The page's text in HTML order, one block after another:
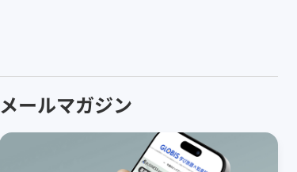
メールマガジン